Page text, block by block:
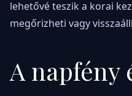
lehetővé teszik a korai
megőrizheti vagy
A napfény